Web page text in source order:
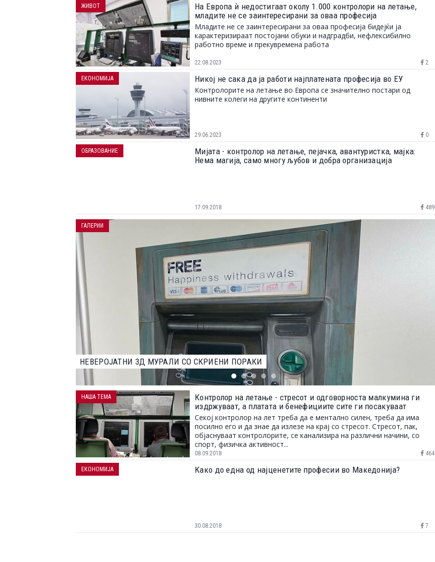
На Европа ѝ недостигаат околу 1.000 контролори на летање,
младите не се заинтересирани за оваа професија
Младите не се заинтересирани за оваа професија бидејќи ја
карактеризираат постојани обуки и надградби, нефлексибилно
работно време и прекувремена работа
22.08.2023 2
ЖИВОТ
Никој не сака да ја работи најплатената професија во ЕУ
Контролорите на летање во Европа се значително постари од
нивните колеги на другите континенти
29.06.2023 0
ЕКОНОМИЈА
Мијата - контролор на летање, пејачка, авантуристка, мајка:
Нема магија, само многу љубов и добра организација
17.09.2018 489
ОБРАЗОВАНИЕ
НАЈДОБРИТЕ ФОТОГРАФИИ ОД НАТПРЕВАРОТ ЗА НАЈДОБАР ФОТОГРАФ НА ДИВИОТ СВЕТ НА
2023 ГОДИНА
ГАЛЕРИИ
Контролор на летање - стресот и одговорноста малкумина ги
издржуваат, а платата и бенефициите сите ги посакуваат
Секој контролор на лет треба да е ментално силен, треба да има
посилно его и да знае да излезе на крај со стресот. Стресот, пак,
објаснуваат контролорите, се канализира на различни начини, со
спорт, физичка активност...
08.09.2018 464
НАША ТЕМА
Како до една од најценетите професии во Македонија?
30.08.2018 7
ЕКОНОМИЈА